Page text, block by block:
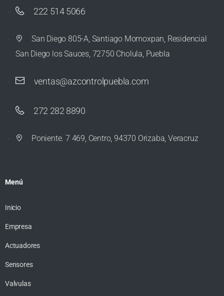
222 514 5066
San Diego 805-A, Santiago Momoxpan, Residencial
San Diego los Sauces, 72750 Cholula, Puebla
ventas@azcontrolpuebla.com
272 282 8890
Poniente. 7 469, Centro, 94370 Orizaba, Veracruz
Menú
Inicio
Empresa
Actuadores
Sensores
Valvulas